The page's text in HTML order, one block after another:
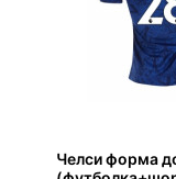
Челси форма